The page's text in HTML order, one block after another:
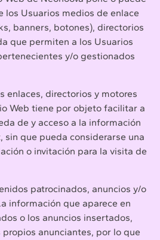
los Usuarios medios de enlace
banners, botones), directorios
que permiten a los Usuarios
y/o gestionados
enlaces, directorios y motores
Web tiene por objeto facilitar a
de y acceso a la información
sin que pueda considerarse una
o invitación para la visita de
patrocinados, anuncios y/o
información que aparece en
o los anuncios insertados,
anunciantes, por lo que